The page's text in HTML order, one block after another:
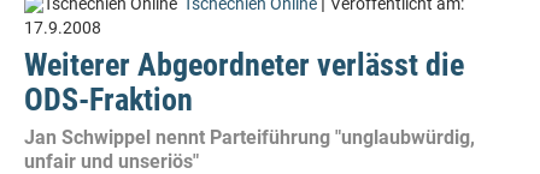
Tschechien Online
Veröffentlicht am:
17.9.2008
Weiterer Abgeordneter verlässt die
ODS-Fraktion
Jan Schwippel nennt Parteiführung "unglaubwürdig,
unfair und unseriös"